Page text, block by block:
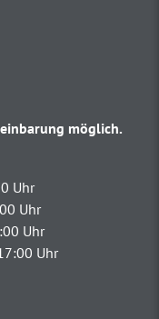
möglich.
Uhr
Uhr
Uhr
Uhr